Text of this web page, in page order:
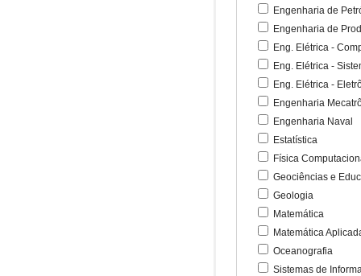
Engenharia de
Engenharia de
Eng. Elétrica -
Eng. Elétrica -
Eng. Elétrica -
Engenharia
Engenharia Naval
Estatística
Física
Geociências e
Geologia
Matemática
Matemática
Oceanografia
Sistemas de